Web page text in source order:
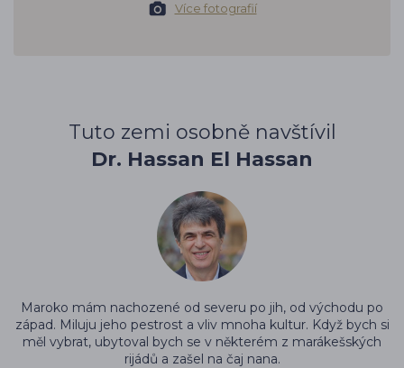
Více fotografií
Tuto zemi osobně navštívil
Dr. Hassan El Hassan
Maroko mám nachozené od severu po jih, od východu po
západ. Miluju jeho pestrost a vliv mnoha kultur. Když bych si
měl vybrat, ubytoval bych se v některém z marákešských
rijádů a zašel na čaj nana.